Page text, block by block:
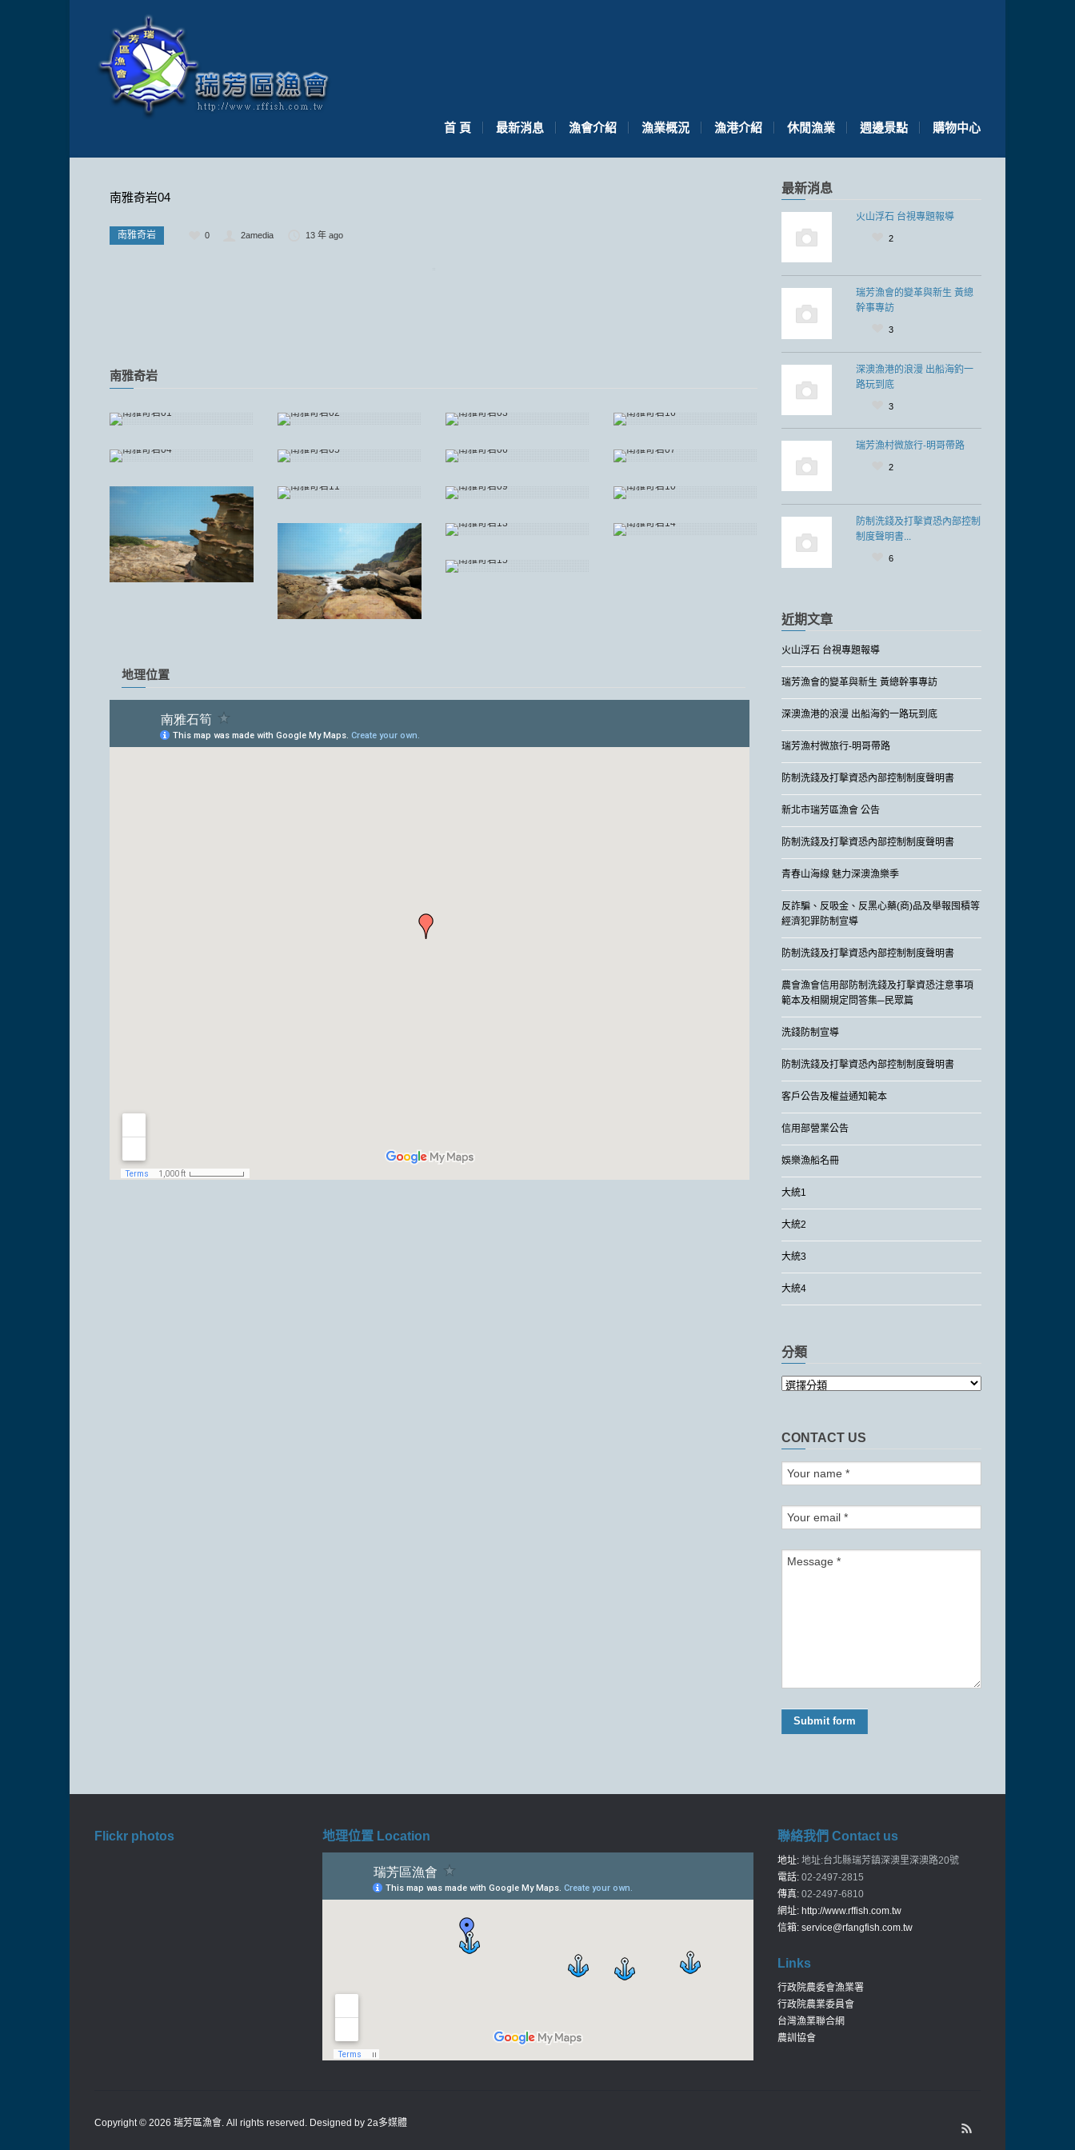
首 頁 最新消息 漁會介紹 漁業概況 漁港介紹 休閒漁業 週邊景點 購物中心
南雅奇岩04
南雅奇岩 0 2amedia 13 年 ago
南雅奇岩
地理位置
最新消息
火山浮石 台視專題報導
2
瑞芳漁會的變革與新生 黃總
幹事專訪
3
深澳漁港的浪漫 出船海釣一
路玩到底
3
瑞芳漁村微旅行-明哥帶路
2
防制洗錢及打擊資恐內部控制
制度聲明書...
6
近期文章
火山浮石 台視專題報導
瑞芳漁會的變革與新生 黃總幹事專訪
深澳漁港的浪漫 出船海釣一路玩到底
瑞芳漁村微旅行-明哥帶路
防制洗錢及打擊資恐內部控制制度聲明書
新北市瑞芳區漁會 公告
防制洗錢及打擊資恐內部控制制度聲明書
青春山海線 魅力深澳漁樂季
反詐騙、反吸金、反黑心藥(商)品及舉報囤積等
經濟犯罪防制宣導
防制洗錢及打擊資恐內部控制制度聲明書
農會漁會信用部防制洗錢及打擊資恐注意事項
範本及相關規定問答集─民眾篇
洗錢防制宣導
防制洗錢及打擊資恐內部控制制度聲明書
客戶公告及權益通知範本
信用部營業公告
娛樂漁船名冊
大統1
大統2
大統3
大統4
分類
CONTACT US
Flickr photos 地理位置 Location 聯絡我們 Contact us
地址: 地址:台北縣瑞芳鎮深澳里深澳路20號
電話: 02-2497-2815
傳真: 02-2497-6810
網址: http://www.rffish.com.tw
信箱: service@rfangfish.com.tw
Links
行政院農委會漁業署
行政院農業委員會
台灣漁業聯合網
農訓協會
Copyright © 2026 瑞芳區漁會 . All rights reserved. Designed by 2a多媒體